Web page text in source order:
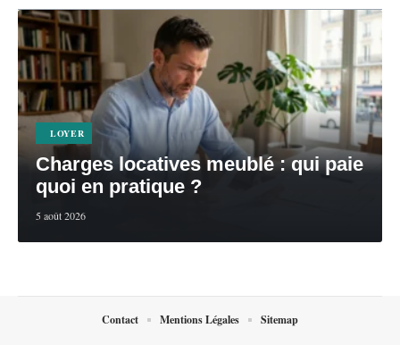
LOYER
Charges locatives meublé : qui paie
quoi en pratique ?
5 août 2026
Contact Mentions Légales Sitemap